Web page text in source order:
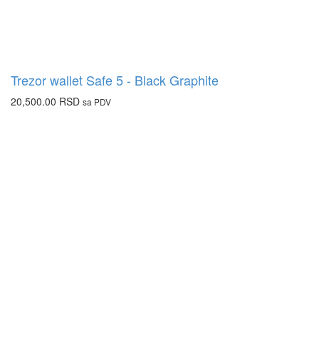
Trezor wallet Safe 5 - Black Graphite
20,500.00 RSD sa PDV